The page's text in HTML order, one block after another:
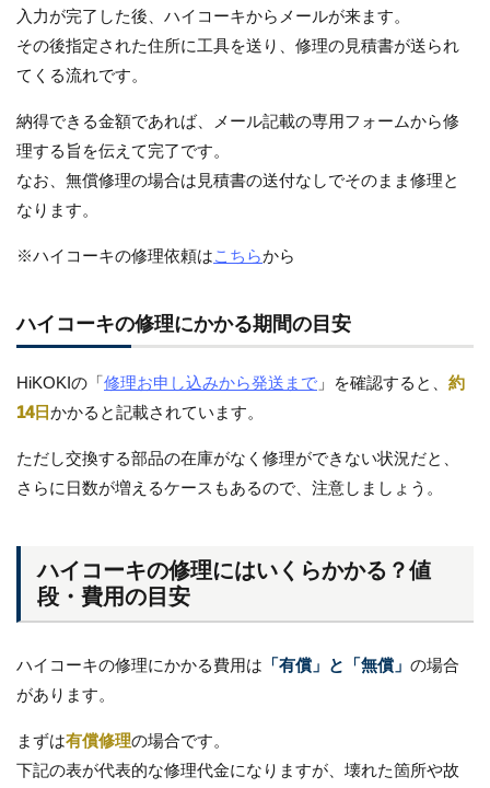
入力が完了した後、ハイコーキからメールが来ます。
その後指定された住所に工具を送り、修理の見積書が送られ
てくる流れです。
納得できる金額であれば、メール記載の専用フォームから修
理する旨を伝えて完了です。
なお、無償修理の場合は見積書の送付なしでそのまま修理と
なります。
※ハイコーキの修理依頼はこちらから
ハイコーキの修理にかかる期間の目安
HiKOKIの「修理お申し込みから発送まで 」を確認すると、 約
14日かかると記載されています。
ただし交換する部品の在庫がなく修理ができない状況だと、
さらに日数が増えるケースもあるので、注意しましょう。
ハイコーキの修理にはいくらかかる？値
段・費用の目安
ハイコーキの修理にかかる費用は 「有償」と「無償」 の場合
があります。
まずは有償修理の場合です。
下記の表が代表的な修理代金になりますが、壊れた箇所や故